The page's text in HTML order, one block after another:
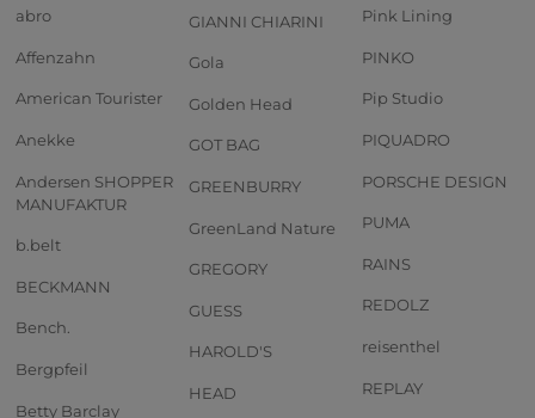
abro
Affenzahn
American Tourister
Anekke
Andersen SHOPPER
MANUFAKTUR
b.belt
BECKMANN
Bench.
Bergpfeil
Betty Barclay
GIANNI CHIARINI
Gola
Golden Head
GOT BAG
GREENBURRY
GreenLand Nature
GREGORY
GUESS
HAROLD'S
HEAD
Pink Lining
PINKO
Pip Studio
PIQUADRO
PORSCHE DESIGN
PUMA
RAINS
REDOLZ
reisenthel
REPLAY